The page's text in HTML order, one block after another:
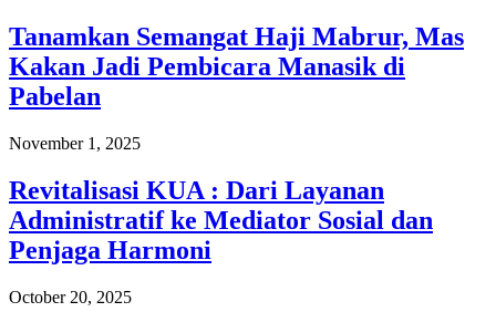
Tanamkan Semangat Haji Mabrur, Mas
Kakan Jadi Pembicara Manasik di
Pabelan
November 1, 2025
Revitalisasi KUA : Dari Layanan
Administratif ke Mediator Sosial dan
Penjaga Harmoni
October 20, 2025